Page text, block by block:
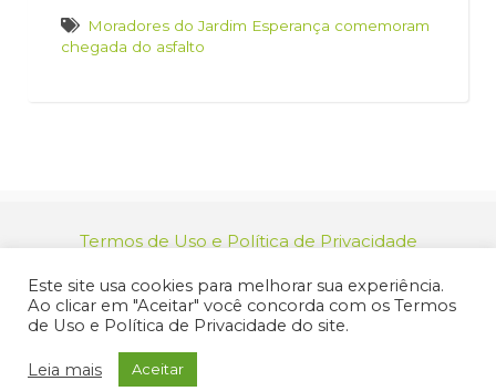
Moradores do Jardim Esperança comemoram
chegada do asfalto
Termos de Uso e Política de Privacidade
46.694.139/0001-83 | (12) 3955-9000
Endereço: Praça dos Três Poderes, 73 - Centro -
Jacareí/SP - CEP 12327-170
Este site usa cookies para melhorar sua experiência.
Ao clicar em "Aceitar" você concorda com os Termos
de Uso e Política de Privacidade do site.
Leia mais Aceitar